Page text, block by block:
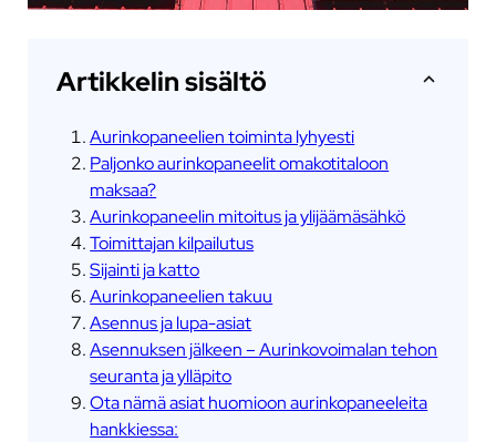
Artikkelin sisältö
Aurinkopaneelien toiminta lyhyesti
Paljonko aurinkopaneelit omakotitaloon
maksaa?
Aurinkopaneelin mitoitus ja ylijäämäsähkö
Toimittajan kilpailutus
Sijainti ja katto
Aurinkopaneelien takuu
Asennus ja lupa-asiat
Asennuksen jälkeen – Aurinkovoimalan tehon
seuranta ja ylläpito
Ota nämä asiat huomioon aurinkopaneeleita
hankkiessa: